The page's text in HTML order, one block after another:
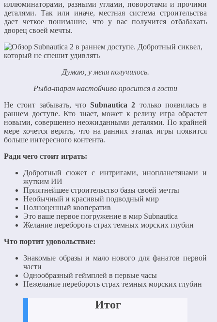
иллюминаторами, разными углами, поворотами и прочими
деталями. Так или иначе, местная система строительства
дает четкое понимание, что у вас получится отбабахать
дворец своей мечты.
Думаю, у меня получилось.
Рыба-таран настойчиво просится в гости
Не стоит забывать, чтоSubnautica 2 только появилась в
раннем доступе. Кто знает, может к релизу игра обрастет
новыми, совершенно неожиданными деталями. По крайней
мере хочется верить, что на ранних этапах игры появится
больше интересного контента.
Ради чего стоит играть:
Добротный сюжет с интригами, инопланетянами и
жутким ИИ
Приятнейшее строительство базы своей мечты
Необычный и красивый подводный мир
Полноценный кооператив
Это ваше первое погружение в мир Subnautica
Желание перебороть страх темных морских глубин
Что портит удовольствие:
Знакомые образы и мало нового для фанатов первой
части
Однообразный геймплей в первые часы
Нежелание перебороть страх темных морских глубин
Итог